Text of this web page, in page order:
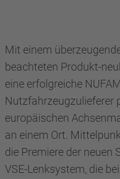
Mit einem
beachteten Produkt-
eine erfolgreiche
Nutzfahrzeugzulieferer
europäischen
an einem Ort.
die Premiere der neuen
VSE-Lenksystem, die